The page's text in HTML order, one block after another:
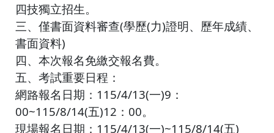
四技獨立招生。
三、僅書面資料審查(學歷(力)證明、歷年成績、
書面資料)
四、本次報名免繳交報名費。
五、考試重要日程：
網路報名日期：115/4/13(一)9：
00~115/8/14(五)12：00。
現場報名日期：115/4/13(一)~115/8/14(五)